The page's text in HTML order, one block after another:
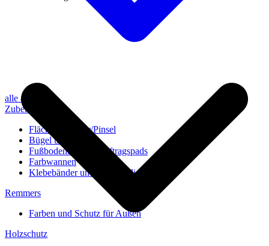
alle anzeigen
Zubehör
Flächenstreicher/Pinsel
Bügel und Rollen
Fußbodenbürsten/Auftragspads
Farbwannen
Klebebänder und Abdeckvlies
Remmers
Farben und Schutz für Außen
Holzschutz